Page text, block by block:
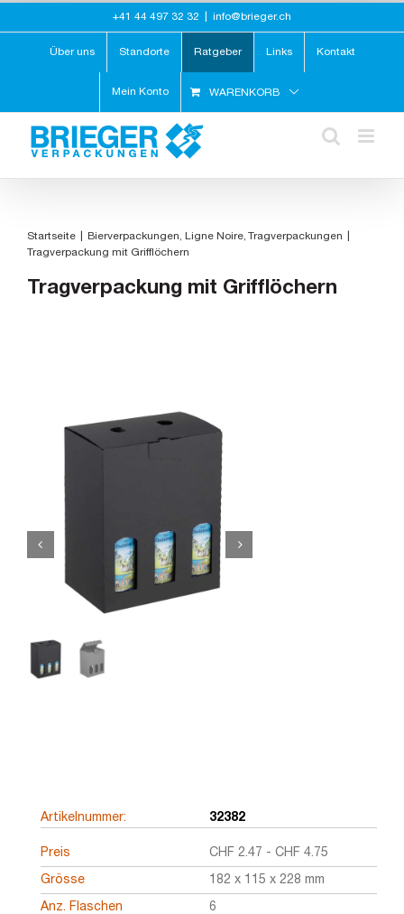
springen
+41 44 497 32 32 info@brieger.ch
Über uns Standorte Ratgeber Links Kontakt
Mein Konto WARENKORB
Startseite Bierverpackungen Ligne Noire
Tragverpackungen
Tragverpackung mit Grifflöchern
Tragverpackung mit Grifflöchern
Artikelnummer: 32382
Preis CHF 2.47 - CHF 4.75
Grösse 182 x 115 x 228 mm
Anz. Flaschen 6